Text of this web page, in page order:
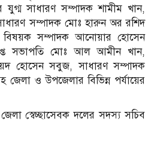
সাধারণ সম্পাদক শামীম খান,
সম্পাদক মোঃ হারুন অর রশিদ
বিষয়ক সম্পাদক আনোয়ার হোসেন
সভাপতি মোঃ আল আমীন খান,
হোসেন সবুজ, সাধারণ সম্পাদক
ও উপজেলার বিভিন্ন পর্যায়ের
স্বেচ্ছাসেবক দলের সদস্য সচিব